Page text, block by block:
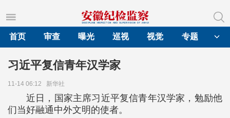
首页
审查 曝光 巡视 视觉 专题
习近平复信青年汉学家
11-14 06:12 新华社
近日，国家主席习近平复信青年汉学家，勉励他
们当好融通中外文明的使者。